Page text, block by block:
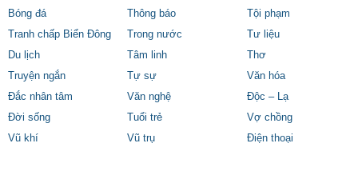
Bóng đá
Thông báo
Tội phạm
Tranh chấp Biển Đông
Trong nước
Tư liệu
Du lịch
Tâm linh
Thơ
Truyện ngắn
Tự sự
Văn hóa
Đắc nhân tâm
Văn nghệ
Độc – Lạ
Đời sống
Tuổi trẻ
Vợ chồng
Vũ khí
Vũ trụ Điện thoại